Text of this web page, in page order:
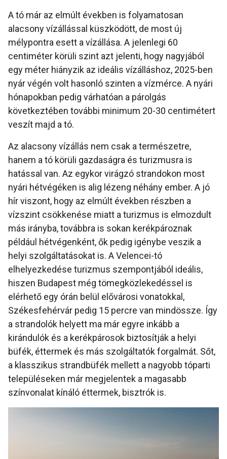
A tó már az elmúlt években is folyamatosan
alacsony vízállással küszködött, de most új
mélypontra esett a vízállása. A jelenlegi 60
centiméter körüli szint azt jelenti, hogy nagyjából
egy méter hiányzik az ideális vízálláshoz, 2025-ben
nyár végén volt hasonló szinten a vízmérce. A nyári
hónapokban pedig várhatóan a párolgás
következtében további minimum 20-30 centimétert
veszít majd a tó.
Az alacsony vízállás nem csak a természetre,
hanem a tó körüli gazdaságra és turizmusra is
hatással van. Az egykor virágzó strandokon most
nyári hétvégéken is alig lézeng néhány ember. A jó
hír viszont, hogy az elmúlt években részben a
vízszint csökkenése miatt a turizmus is elmozdult
más irányba, továbbra is sokan kerékpároznak
például hétvégenként, ők pedig igénybe veszik a
helyi szolgáltatásokat is. A Velencei-tó
elhelyezkedése turizmus szempontjából ideális,
hiszen Budapest még tömegközlekedéssel is
elérhető egy órán belül elővárosi vonatokkal,
Székesfehérvár pedig 15 percre van mindössze. Így
a strandolók helyett ma már egyre inkább a
kirándulók és a kerékpárosok biztosítják a helyi
büfék, éttermek és más szolgáltatók forgalmát. Sőt,
a klasszikus strandbüfék mellett a nagyobb tóparti
településeken már megjelentek a magasabb
színvonalat kínáló éttermek, bisztrók is.